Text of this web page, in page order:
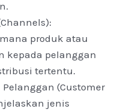
produk atau
kepada pelanggan
tertentu.
(Customer
jenis